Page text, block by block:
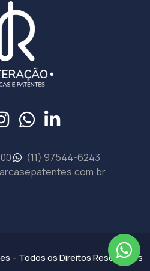
(11) 97544-6243
– Todos os Direitos Reservados